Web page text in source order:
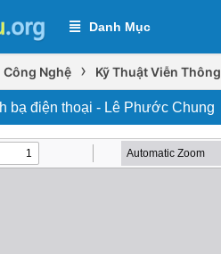
Danh Mục
Công Nghệ › Kỹ Thuật Viễn Thông
bạ điện thoại - Lê Phước Chung